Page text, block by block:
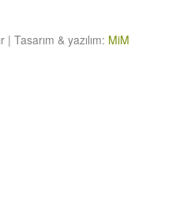
| Tasarım & yazılım: MiM